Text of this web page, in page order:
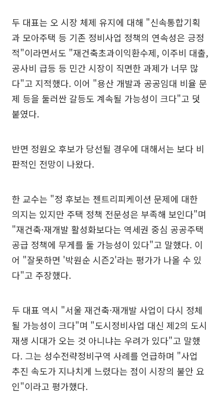
두 대표는 오 시장 체제 유지에 대해 "신속통합기획
과 모아주택 등 기존 정비사업 정책의 연속성은 긍정
적"이라면서도 "재건축초과이익환수제, 이주비 대출,
공사비 급등 등 민간 시장이 직면한 과제가 너무 많
다"고 지적했다. 이어 "용산 개발과 공공임대 비율 문
제 등을 둘러싼 갈등도 계속될 가능성이 크다"고 덧
붙였다.
반면 정원오 후보가 당선될 경우에 대해서는 보다 비
판적인 전망이 나왔다.
한 교수는 "정 후보는 젠트리피케이션 문제에 대한
의지는 있지만 주택 정책 전문성은 부족해 보인다"며
"재건축·재개발 활성화보다는 역세권 중심 공공주택
공급 정책에 무게를 둘 가능성이 있다"고 말했다. 이
어 "잘못하면 '박원순 시즌2'라는 평가가 나올 수 있
다"고 주장했다.
두 대표 역시 "서울 재건축·재개발 사업이 다시 정체
될 가능성이 크다"며 "도시정비사업 대신 제2의 도시
재생 시대가 오는 것 아니냐는 우려가 있다"고 말했
다. 그는 성수전략정비구역 사례를 언급하며 "사업
추진 속도가 지나치게 느렸다는 점이 시장의 불안 요
인"이라고 평가했다.